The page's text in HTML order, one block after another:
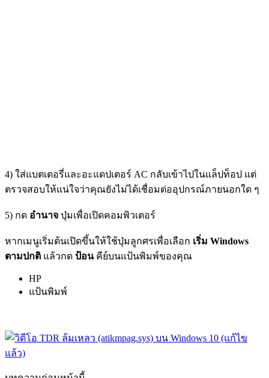
4) ใส่แบตเตอรี่และอะแดปเตอร์ AC กลับเข้าไปในแล็ปท็อป แต่
ตรวจสอบให้แน่ใจว่าคุณยังไม่ได้เชื่อมต่ออุปกรณ์ภายนอกใด ๆ
5) กด อำนาจ ปุ่มเพื่อเปิดคอมพิวเตอร์
หากเมนูเริ่มต้นเปิดขึ้นให้ใช้ปุ่มลูกศรเพื่อเลือก เริ่ม Windows
ตามปกติ แล้วกด ป้อนคีย์บนแป้นพิมพ์ของคุณ
HP
แป้นพิมพ์